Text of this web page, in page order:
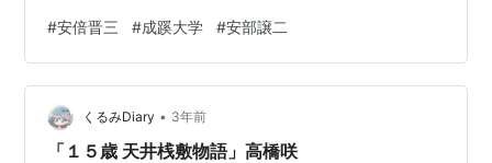
ですが）、安部譲二さんは自民党は支持していなかった
みたいで、安倍晋三さんの事もかなり手厳しく書いてい
たんですよ。 ◇ 「成蹊大学なんて初めて聞いた、女子大
かと思っていた」 「あれだけのカネとコネがあって成蹊
大学しか卒業できなかったというのが、あの男の全てを
#安倍晋三 #成蹊大学 #安部譲二
くるみDiary • 3年前
「１５歳 天井桟敷物語」高橋咲